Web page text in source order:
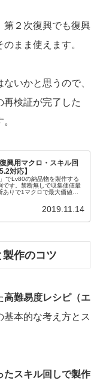
第２次復興でも復興
まま使えます。
いかと思うので、
再検証が完了した
興用マクロ・スキル回
対応】
でLv80の納品物を製作する
です。禁断無しで収集価値最
りで1マクロで最大価値ま
2019.11.14
作のコツ
高難易度レシピ（エ
基本的な考え方とス
たスキル回しで製作